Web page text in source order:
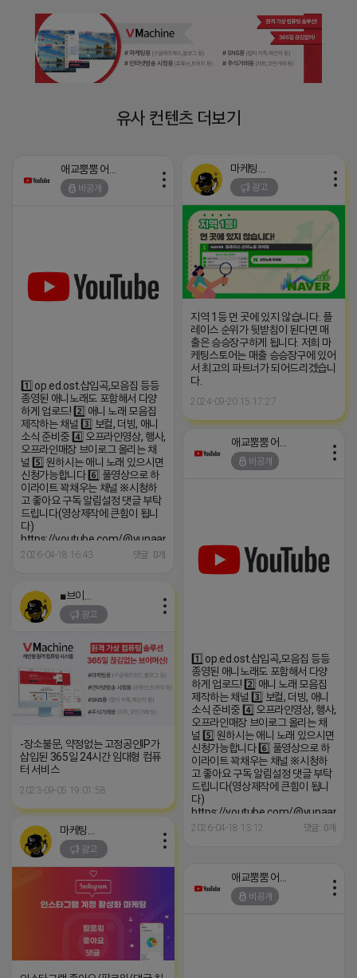
유사 컨텐츠 더보기
비공개
1️⃣ op.ed.ost.삽입곡,모음집 등등
종영된 애니노래도 포함해서 다양
하게 업로드! 2️⃣ 애니 노래 모음집
제작하는 채널 3️⃣ 보컬, 더빙, 애니
소식 준비중 4️⃣ 오프라인영상, 행사,
오프라인매장 브이로그 올리는 채
널 5️⃣ 원하시는 애니 노래 있으시면
신청가능합니다 6️⃣ 풀영상으로 하
이라이트 꽉채우는 채널 ※시청하
고 좋아요 구독 알림설정 댓글 부탁
드립니다(영상제작에 큰힘이 됩니
다)
https://youtube.com/@yunaanimation?
si=1q_QihwQFHRuOIIk
2026-04-18 16:43 댓글: 0개
광고
지역 1등 먼 곳에 있지 않습니다. 플
레이스 순위가 뒷받침이 된다면 매
출은 승승장구하게 됩니다. 저희 마
케팅스토어는 매출 승승장구에 있어
서 최고의 파트너가 되어드리겠습니
다.
2024-09-20 15:17:27
비공개
1️⃣ op.ed.ost.삽입곡,모음집 등등
종영된 애니노래도 포함해서 다양
하게 업로드! 2️⃣ 애니 노래 모음집
제작하는 채널 3️⃣ 보컬, 더빙, 애니
소식 준비중 4️⃣ 오프라인영상, 행사,
오프라인매장 브이로그 올리는 채
널 5️⃣ 원하시는 애니 노래 있으시면
신청가능합니다 6️⃣ 풀영상으로 하
이라이트 꽉채우는 채널 ※시청하
고 좋아요 구독 알림설정 댓글 부탁
드립니다(영상제작에 큰힘이 됩니
다)
https://youtube.com/
si=1q_QihwQFHRuOIIk
2026-04-18 13:12 댓글: 0개
광고
-장소불문, 약정없는 고정공인IP가
삽입된 365일 24시간 임대형 컴퓨
터 서비스
2023-09-05 19:01:58
광고
비공개